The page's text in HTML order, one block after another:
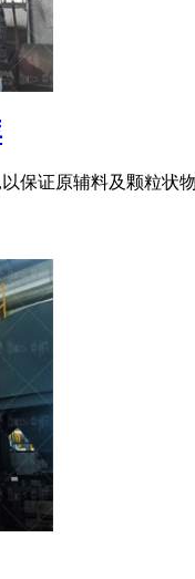
保证原辅料及颗粒状